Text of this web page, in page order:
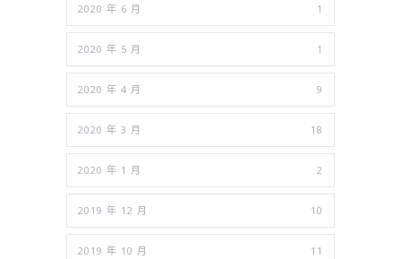
2020 年 6 月 1
2020 年 5 月 1
2020 年 4 月 9
2020 年 3 月 18
2020 年 1 月 2
2019 年 12 月 10
2019 年 10 月 11